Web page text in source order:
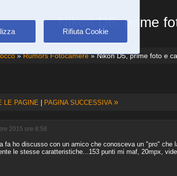
Rifiuta Cookie
Nikon D5, prime
»Rumors Fotocamere» Nikon D5, prime foto e
LE PAGINE | PAGINA SUCCESSIVA »
2015 ore 8:58
fa ho discusso con un amico che conosceva un "pro" che
le stesse caratteristiche...153 punti mi maf, 20mpx,